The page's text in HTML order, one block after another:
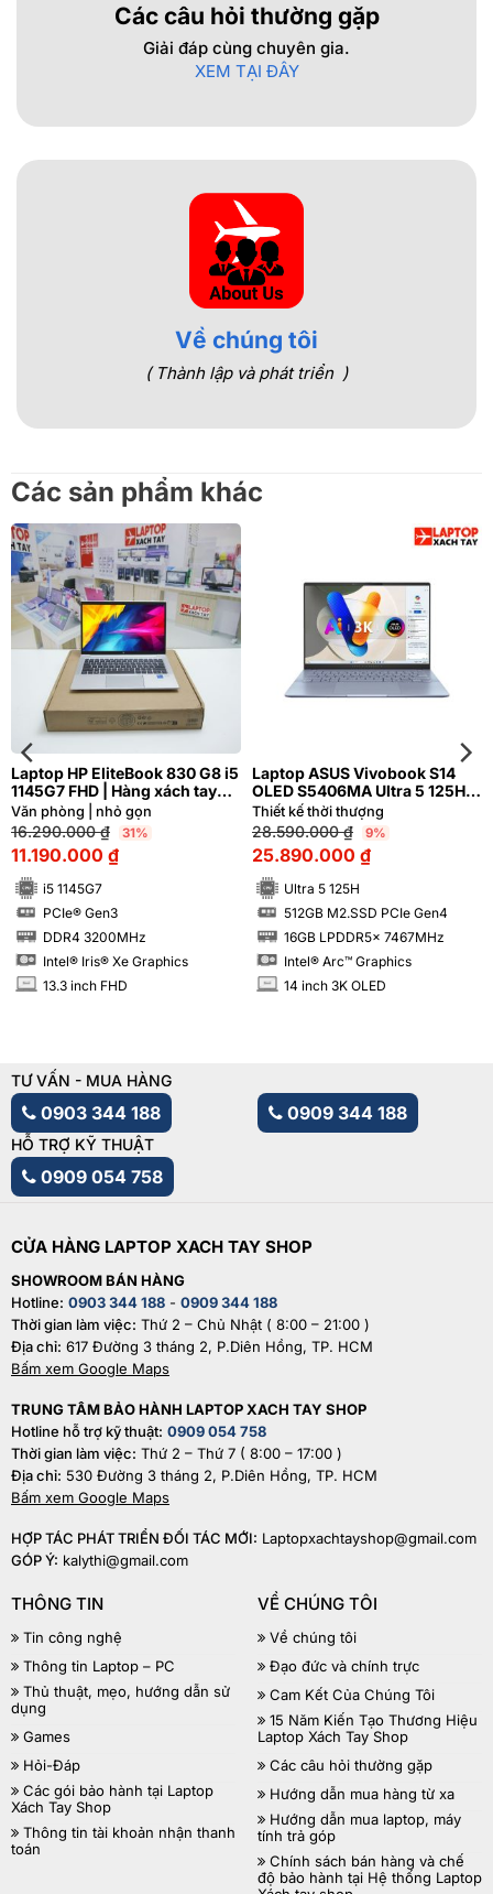
Các câu hỏi thường gặp
Giải đáp cùng chuyên gia.
XEM TẠI ĐÂY
Về chúng tôi
( Thành lập và phát triển )
Các sản phẩm khác
Laptop HP EliteBook 830 G8 i5
1145G7 FHD | Hàng xách tay
99%
Văn phòng | nhỏ gọn
16.290.000₫ 31%
11.190.000 ₫
i5 1145G7
SSD PCIe® Gen3
DDR4 3200MHz
Intel® Iris® Xe Graphics
INCH 13.3 inch FHD
Laptop ASUS Vivobook S14
OLED S5406MA Ultra 5 125H
RAM 16GB M2.SSD 512GB 3K
OLED 120Hz
Thiết kế thời thượng
28.590.000₫ 9%
25.890.000 ₫
Ultra 5 125H
SSD 512GB M2.SSD PCIe Gen4
16GB LPDDR5x 7467MHz
Intel® Arc™ Graphics
INCH 14 inch 3K OLED
TƯ VẤN - MUA HÀNG
0903 344 188 0909 344 188
HỖ TRỢ KỸ THUẬT
0909 054 758
CỬA HÀNG LAPTOP XACH TAY SHOP
SHOWROOM BÁN HÀNG
Hotline: 0903 344 188 - 0909 344 188
Thời gian làm việc: Thứ 2 – Chủ Nhật ( 8:00 – 21:00 )
Địa chỉ: 617 Đường 3 tháng 2, P.Diên Hồng, TP. HCM
Bấm xem Google Maps
TRUNG TÂM BẢO HÀNH LAPTOP XACH TAY SHOP
Hotline hỗ trợ kỹ thuật: 0909 054 758
Thời gian làm việc: Thứ 2 – Thứ 7 ( 8:00 – 17:00 )
Địa chỉ: 530 Đường 3 tháng 2, P.Diên Hồng, TP. HCM
Bấm xem Google Maps
HỢP TÁC PHÁT TRIỂN ĐỐI TÁC MỚI: Laptopxachtayshop@gmail.com
GÓP Ý: kalythi@gmail.com
THÔNG TIN
Tin công nghệ
Thông tin Laptop – PC
Thủ thuật, mẹo, hướng dẫn sử
dụng
Games
Hỏi-Đáp
Các gói bảo hành tại Laptop
Xách Tay Shop
Thông tin tài khoản nhận thanh
toán
VỀ CHÚNG TÔI
Về chúng tôi
Đạo đức và chính trực
Cam Kết Của Chúng Tôi
15 Năm Kiến Tạo Thương Hiệu
Laptop Xách Tay Shop
Các câu hỏi thường gặp
Hướng dẫn mua hàng từ xa
Hướng dẫn mua laptop, máy
tính trả góp
Chính sách bán hàng và chế
độ bảo hành tại Hệ thống Laptop